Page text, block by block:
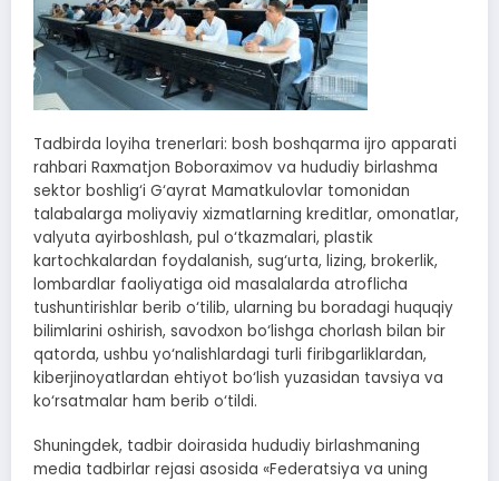
Tadbirda loyiha trenerlari: bosh boshqarma ijro apparati
rahbari Raxmatjon Boboraximov va hududiy birlashma
sektor boshlig‘i G‘ayrat Mamatkulovlar tomonidan
talabalarga moliyaviy xizmatlarning kreditlar, omonatlar,
valyuta ayirboshlash, pul o‘tkazmalari, plastik
kartochkalardan foydalanish, sug‘urta, lizing, brokerlik,
lombardlar faoliyatiga oid masalalarda atroflicha
tushuntirishlar berib o‘tilib, ularning bu boradagi huquqiy
bilimlarini oshirish, savodxon bo‘lishga chorlash bilan bir
qatorda, ushbu yo‘nalishlardagi turli firibgarliklardan,
kiberjinoyatlardan ehtiyot bo‘lish yuzasidan tavsiya va
ko‘rsatmalar ham berib o‘tildi.
Shuningdek, tadbir doirasida hududiy birlashmaning
media tadbirlar rejasi asosida «Federatsiya va uning